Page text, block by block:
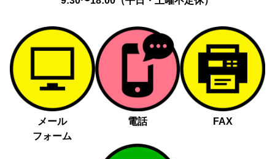
メール
フォーム
電話 FAX